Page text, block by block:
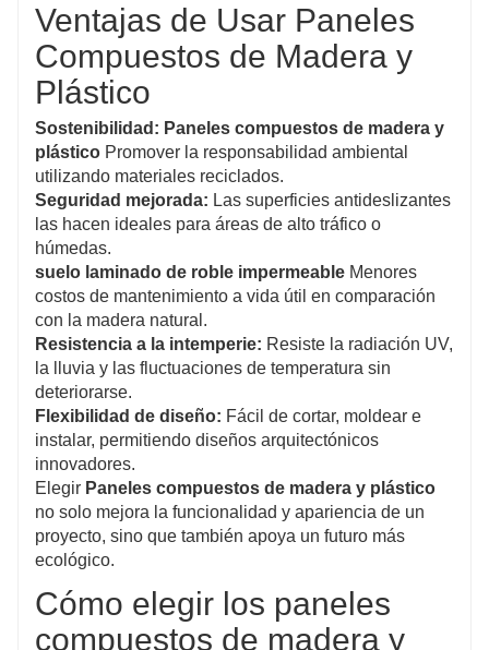
Ventajas de Usar Paneles
Compuestos de Madera y
Plástico
Sostenibilidad: Paneles compuestos de madera y
plástico Promover la responsabilidad ambiental
utilizando materiales reciclados.
Seguridad mejorada: Las superficies antideslizantes
las hacen ideales para áreas de alto tráfico o
húmedas.
suelo laminado de roble impermeable Menores
costos de mantenimiento a vida útil en comparación
con la madera natural.
Resistencia a la intemperie: Resiste la radiación UV,
la lluvia y las fluctuaciones de temperatura sin
deteriorarse.
Flexibilidad de diseño: Fácil de cortar, moldear e
instalar, permitiendo diseños arquitectónicos
innovadores.
Elegir Paneles compuestos de madera y plástico
no solo mejora la funcionalidad y apariencia de un
proyecto, sino que también apoya un futuro más
ecológico.
Cómo elegir los paneles
compuestos de madera y